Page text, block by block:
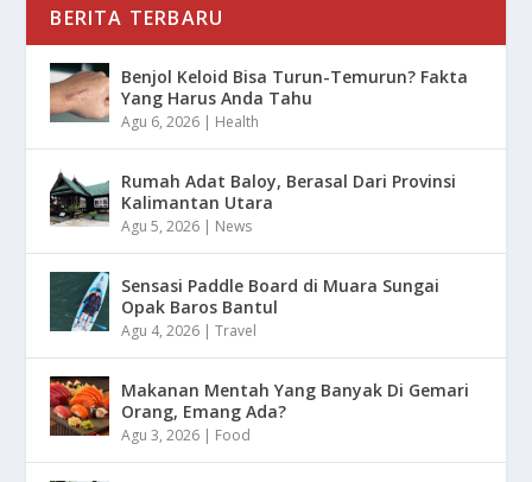
BERITA TERBARU
Benjol Keloid Bisa Turun-Temurun? Fakta
Yang Harus Anda Tahu
Agu 6, 2026 | Health
Rumah Adat Baloy, Berasal Dari Provinsi
Kalimantan Utara
Agu 5, 2026 | News
Sensasi Paddle Board di Muara Sungai
Opak Baros Bantul
Agu 4, 2026 |Travel
Makanan Mentah Yang Banyak Di Gemari
Orang, Emang Ada?
Agu 3, 2026 | Food